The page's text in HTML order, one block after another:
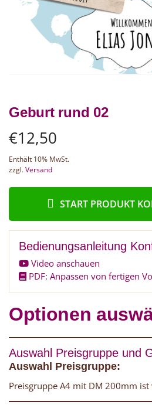
Geburt rund 02
€12,50
Enthält 10% MwSt.
zzgl.Versand
START PRODUKT
Bedienungsanleitung
Video anschauen
PDF: Anpassen von fertigen
Optionen
Auswahl Preisgruppe und
Auswahl Preisgruppe:
Preisgruppe A4 mit DM 200mm